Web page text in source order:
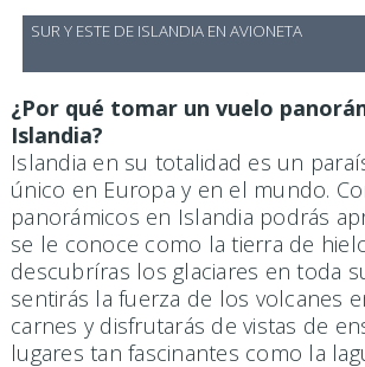
SUR Y ESTE DE ISLANDIA EN AVIONETA
¿Por qué tomar un vuelo
Islandia?
Islandia en su totalidad es un
único en Europa y en el mundo.
panorámicos en Islandia podrás
se le conoce como la tierra de
descubríras los glaciares en toda
sentirás la fuerza de los volcanes
carnes y disfrutarás de vistas de
lugares tan fascinantes como la